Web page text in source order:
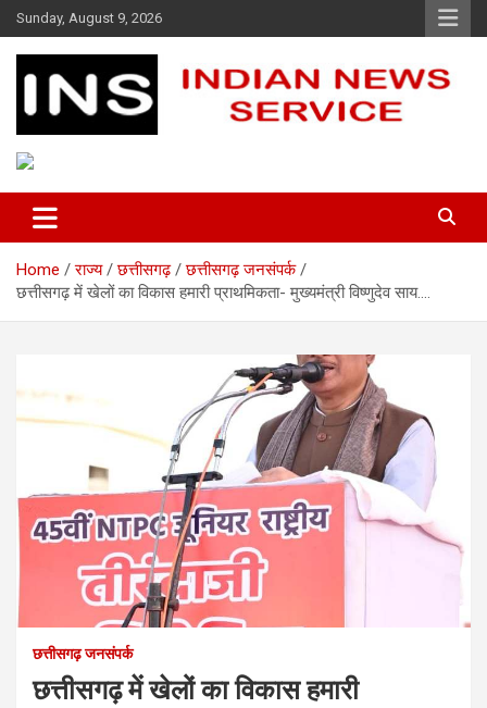
Skip
to
content
Sunday, August 9, 2026
Indian News Service
Home राज्य छत्तीसगढ़
छत्तीसगढ़ जनसंपर्क
छत्तीसगढ़ में खेलों का विकास हमारी प्राथमिकता- मुख्यमंत्री विष्णुदेव साय….
छत्तीसगढ़ जनसंपर्क
छत्तीसगढ़ में खेलों का विकास हमारी